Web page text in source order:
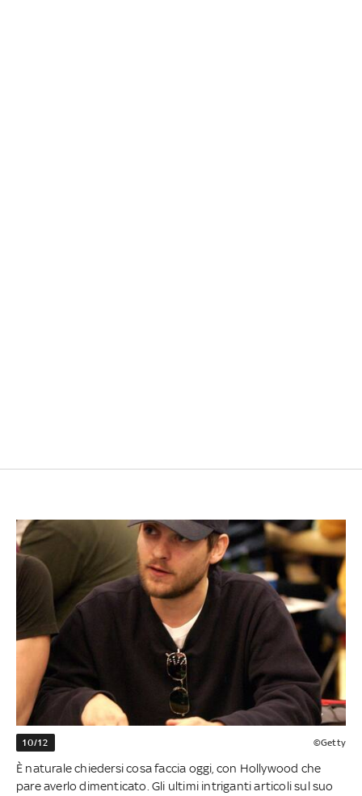
10/12 ©Getty
È naturale chiedersi cosa faccia oggi, con Hollywood che
pare averlo dimenticato. Gli ultimi intriganti articoli sul suo